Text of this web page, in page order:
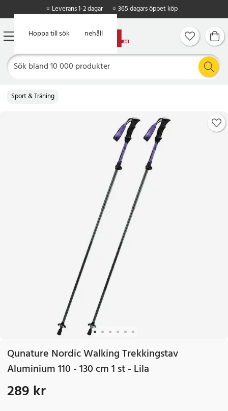
Hoppa till huvudinnehåll
Hoppa till sök
⭐ Leverans 1-2 dagar ⭐ 365 dagars öppet köp
Sport & Träning
Qunature Nordic Walking Trekkingstav
Aluminium 110 - 130 cm 1 st - Lila
Pris:289 kr
289 kr